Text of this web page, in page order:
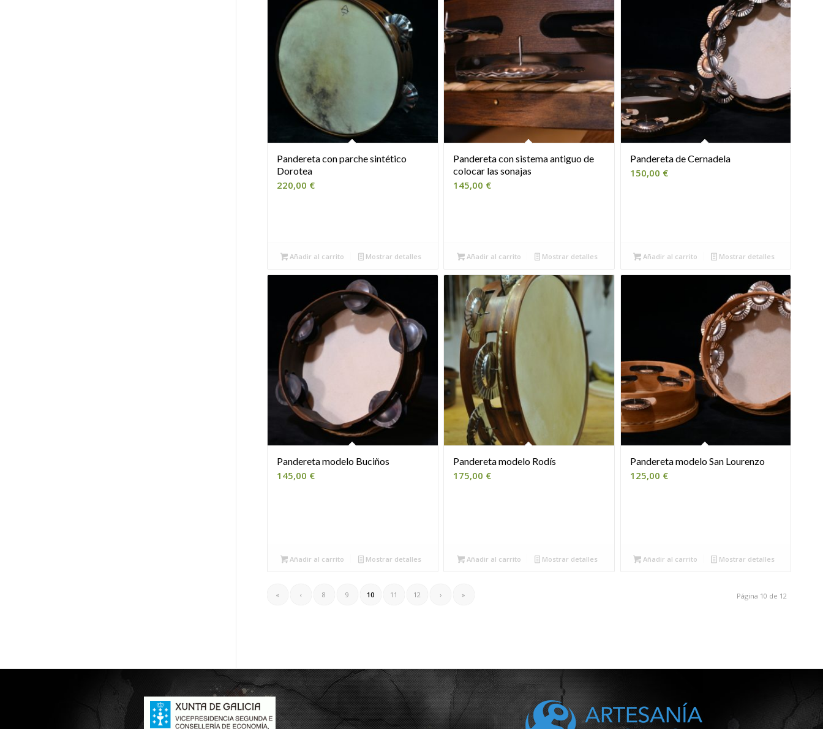
Pandereta con parche sintético
Dorotea
220,00 €
Añadir al carrito Mostrar detalles
Pandereta con sistema antiguo de
colocar las sonajas
145,00 €
Añadir al carrito Mostrar detalles
Pandereta de Cernadela
150,00 €
Añadir al carrito Mostrar detalles
Pandereta modelo Buciños
145,00 €
Añadir al carrito Mostrar detalles
Pandereta modelo Rodís
175,00 €
Añadir al carrito Mostrar detalles
Pandereta modelo San Lourenzo
125,00 €
Añadir al carrito Mostrar detalles
Página 10 de 12
« ‹ 8 9 10 11 12 › »